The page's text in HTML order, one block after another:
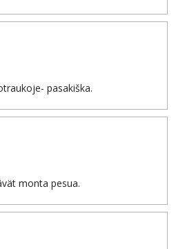
pasakiška.
monta pesua.